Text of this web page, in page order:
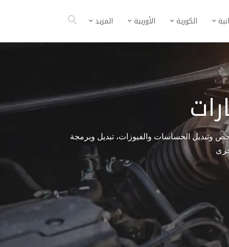
الكورية الأوربية المزيد
وتبديل الحساسات والفيوزات، تبديل وبرمجة